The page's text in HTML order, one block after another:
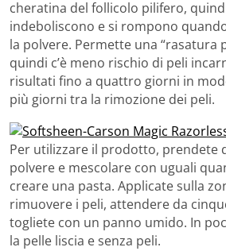
cheratina del follicolo pilifero,
indeboliscono e si rompono
la polvere. Permette una “rasatura
quindi c’è meno rischio di peli
risultati fino a quattro giorni in
più giorni tra la rimozione dei peli.
Per utilizzare il prodotto, prendete
polvere e mescolare con uguali
creare una pasta. Applicate sulla
rimuovere i peli, attendere da
togliete con un panno umido. In
la pelle liscia e senza peli.